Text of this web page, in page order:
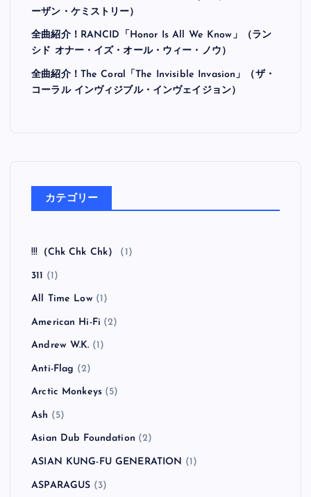
ーザン・ケミストリー）
全曲紹介！RANCID「Honor Is All We Know」（ラン
シド オナー・イズ・オール・ウィー・ノウ）
全曲紹介！The Coral「The Invisible Invasion」（ザ・
コーラル インヴィジブル・インヴェイジョン）
カテゴリー
!!!（Chk Chk Chk） (1)
311 (1)
All Time Low(1)
American Hi-Fi (2)
Andrew W.K. (1)
Anti-Flag (2)
Arctic Monkeys (5)
Ash (5)
Asian Dub Foundation (2)
ASIAN KUNG-FU GENERATION (1)
ASPARAGUS (3)